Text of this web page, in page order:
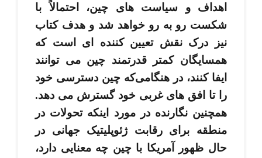
اهداف و سیاست­ های چین، احتمالاً با
شکست رو به­ رو خواهد شد و هدف کتاب
نیز درک نقش تعیین­ کننده ­ای است که
همسایگان کمتر قدرتمند چین می­ توانند
ایفا کنند، در هنگامی‌که چین دسترسی خود
را تا افق­ های غربی خود گسترش می­ دهد.
همچنین نگارنده در مورد اینکه تحولات در
منطقه برای رقابت ژئوپلیتیک جهانی در
حال ظهور آمریکا با چین چه معنایی دارد،